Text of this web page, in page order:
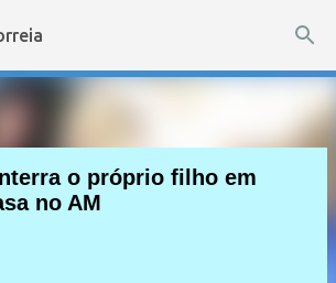
para o conteúdo principal
o próprio filho em
no AM